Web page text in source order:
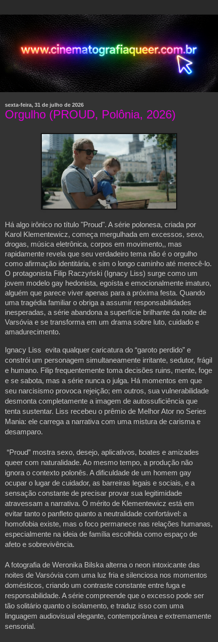
sexta-feira, 31 de julho de 2026
Orgulho (PROUD, Polônia, 2026)
Há algo irônico no título "Proud". A série polonesa, criada por
Karol Klementewicz, começa mergulhada em excessos, sexo,
drogas, música eletrônica, corpos em movimento,, mas
rapidamente revela que seu verdadeiro tema não é o orgulho
como afirmação identitária, e sim o longo caminho até merecê-lo.
O protagonista Filip Raczyński (Ignacy Liss) surge como um
jovem modelo gay hedonista, egoísta e emocionalmente imaturo,
alguém que parece viver apenas para a próxima festa. Quando
uma tragédia familiar o obriga a assumir responsabilidades
inesperadas, a série abandona a superfície brilhante da noite de
Varsóvia e se transforma em um drama sobre luto, cuidado e
amadurecimento.
Ignacy Liss  evita qualquer caricatura do “garoto perdido” e
constrói um personagem simultaneamente irritante, sedutor, frágil
e humano. Filip frequentemente toma decisões ruins, mente, foge
e se sabota, mas a série nunca o julga. Há momentos em que
seu narcisismo provoca rejeição; em outros, sua vulnerabilidade
desmonta completamente a imagem de autossuficiência que
tenta sustentar. Liss recebeu o prêmio de Melhor Ator no Series
Mania: ele carrega a narrativa com uma mistura de carisma e
desamparo.
“Proud” mostra sexo, desejo, aplicativos, boates e amizades
queer com naturalidade. Ao mesmo tempo, a produção não
ignora o contexto polonês. A dificuldade de um homem gay
ocupar o lugar de cuidador, as barreiras legais e sociais, e a
sensação constante de precisar provar sua legitimidade
atravessam a narrativa. O mérito de Klementewicz está em
evitar tanto o panfleto quanto a neutralidade confortável: a
homofobia existe, mas o foco permanece nas relações humanas,
especialmente na ideia de família escolhida como espaço de
afeto e sobrevivência.
A fotografia de Weronika Bilska alterna o neon intoxicante das
noites de Varsóvia com uma luz fria e silenciosa nos momentos
domésticos, criando um contraste constante entre fuga e
responsabilidade. A série compreende que o excesso pode ser
tão solitário quanto o isolamento, e traduz isso com uma
linguagem audiovisual elegante, contemporânea e extremamente
sensorial.